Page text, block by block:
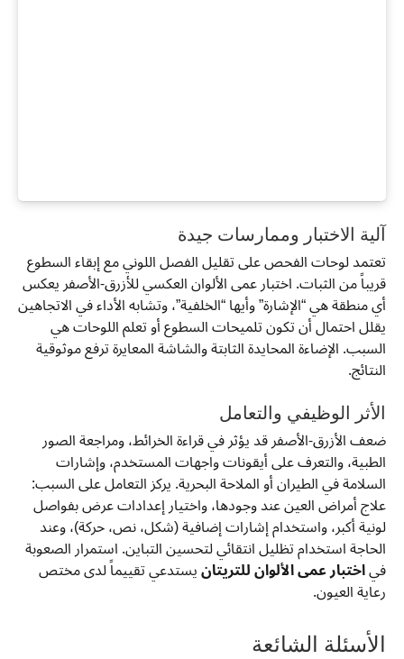
آلية الاختبار وممارسات جيدة
تعتمد لوحات الفحص على تقليل الفصل اللوني مع إبقاء السطوع
قريباً من الثبات. اختبار عمى الألوان العكسي للأزرق-الأصفر يعكس
أي منطقة هي “الإشارة” وأيها “الخلفية”، وتشابه الأداء في الاتجاهين
يقلل احتمال أن تكون تلميحات السطوع أو تعلم اللوحات هي
السبب. الإضاءة المحايدة الثابتة والشاشة المعايرة ترفع موثوقية
النتائج.
الأثر الوظيفي والتعامل
ضعف الأزرق-الأصفر قد يؤثر في قراءة الخرائط، ومراجعة الصور
الطبية، والتعرف على أيقونات واجهات المستخدم، وإشارات
السلامة في الطيران أو الملاحة البحرية. يركز التعامل على السبب:
علاج أمراض العين عند وجودها، واختيار إعدادات عرض بفواصل
لونية أكبر، واستخدام إشارات إضافية (شكل، نص، حركة)، وعند
الحاجة استخدام تظليل انتقائي لتحسين التباين. استمرار الصعوبة
فياختبار عمى الألوان للتريتانيستدعي تقييماً لدى مختص
رعاية العيون.
الأسئلة الشائعة